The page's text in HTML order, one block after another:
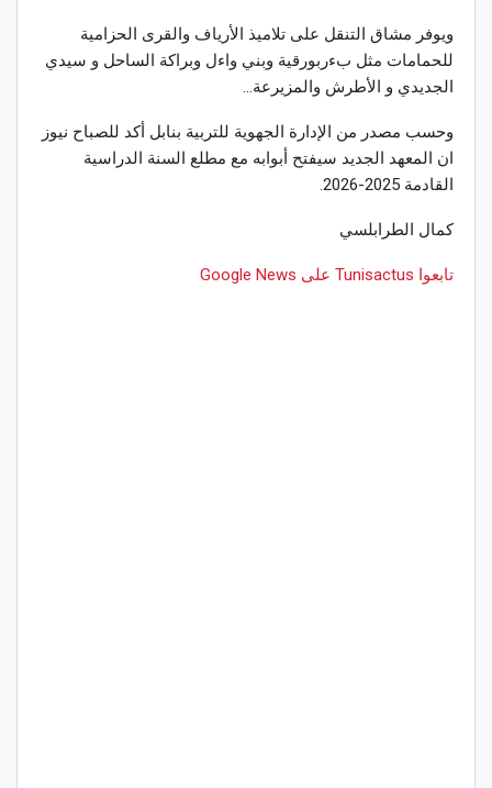
ويوفر مشاق التنقل على تلاميذ الأرياف والقرى الحزامية
للحمامات مثل بءربورقية وبني واءل وبراكة الساحل و سيدي
الجديدي و الأطرش والمزيرعة…
وحسب مصدر من الإدارة الجهوية للتربية بنابل أكد للصباح نيوز
ان المعهد الجديد سيفتح أبوابه مع مطلع السنة الدراسية
القادمة 2025-2026.
كمال الطرابلسي
تابعوا Tunisactus على Google News